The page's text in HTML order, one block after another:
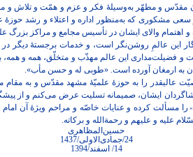
مقدّس و مطهّر به‌وسیلۀ فکر و عزم و همّت و تلاش و
سعی مشکوری که به‌منظور اداره و اعتلاء و رشد حوزۀ
اهتمام والای ایشان در تأسیس مجامع و مراکز بزرگ
این عالمِ روشن‌نگر است، و خدمات برجستۀ دیگر
فضیلت‌مداری این عالم مهذّب و متخلّق، همه و همه،
به ارمغان آورده است. «طوبی له و حسن مأب».
عالیقدر را به حوزۀ علمیّۀ مشهد مقدّس و به
ایشان، صمیمانه تسلیت عرض می‌کنم و از
را مسألت کرده و عنایات خاصّه و مراحم ویژۀ آن
علیه و علیهم و رحمة‌الله و برکاته.
حسین‌المظاهری
24/جمادی‌الاولی/1437
14/ اسفند/1394